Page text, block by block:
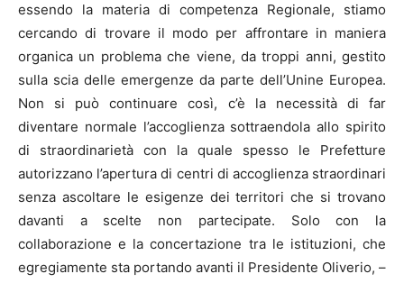
essendo la materia di competenza Regionale, stiamo
cercando di trovare il modo per affrontare in maniera
organica un problema che viene, da troppi anni, gestito
sulla scia delle emergenze da parte dell’Unine Europea.
Non si può continuare così, c’è la necessità di far
diventare normale l’accoglienza sottraendola allo spirito
di straordinarietà con la quale spesso le Prefetture
autorizzano l’apertura di centri di accoglienza straordinari
senza ascoltare le esigenze dei territori che si trovano
davanti a scelte non partecipate. Solo con la
collaborazione e la concertazione tra le istituzioni, che
egregiamente sta portando avanti il Presidente Oliverio, –